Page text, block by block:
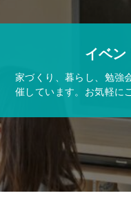
イベ
家づくり、暮らし、勉強
催しています。お気軽に